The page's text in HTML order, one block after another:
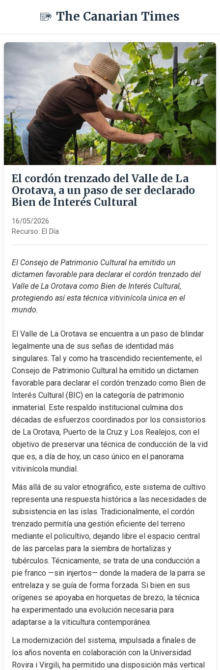
The Canarian Times
El cordón trenzado del Valle de La
Orotava, a un paso de ser declarado
Bien de Interés Cultural
16/05/2026
Recurso: El Día
El Consejo de Patrimonio Cultural ha emitido un
dictamen favorable para declarar el cordón trenzado del
Valle de La Orotava como Bien de Interés Cultural,
protegiendo así esta técnica vitivinícola única en el
mundo.
El Valle de La Orotava se encuentra a un paso de blindar
legalmente una de sus señas de identidad más
singulares. Tal y como ha trascendido recientemente, el
Consejo de Patrimonio Cultural ha emitido un dictamen
favorable para declarar el cordón trenzado como Bien de
Interés Cultural (BIC) en la categoría de patrimonio
inmaterial. Este respaldo institucional culmina dos
décadas de esfuerzos coordinados por los consistorios
de La Orotava, Puerto de la Cruz y Los Realejos, con el
objetivo de preservar una técnica de conducción de la vid
que es, a día de hoy, un caso único en el panorama
vitivinícola mundial.
Más allá de su valor etnográfico, este sistema de cultivo
representa una respuesta histórica a las necesidades de
subsistencia en las islas. Tradicionalmente, el cordón
trenzado permitía una gestión eficiente del terreno
mediante el policultivo, dejando libre el espacio central
de las parcelas para la siembra de hortalizas y
tubérculos. Técnicamente, se trata de una conducción a
pie franco —sin injertos— donde la madera de la parra se
entrelaza y se guía de forma forzada. Si bien en sus
orígenes se apoyaba en horquetas de brezo, la técnica
ha experimentado una evolución necesaria para
adaptarse a la viticultura contemporánea.
La modernización del sistema, impulsada a finales de
los años noventa en colaboración con la Universidad
Rovira i Virgili, ha permitido una disposición más vertical